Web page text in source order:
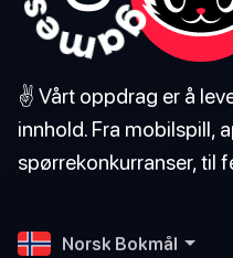
✌️ Vårt oppdrag er å
innhold. Fra mobilspill,
spørrekonkurranser, til
Norsk Bokmål